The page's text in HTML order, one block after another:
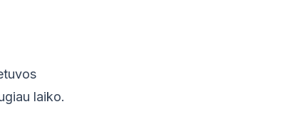
laiko.